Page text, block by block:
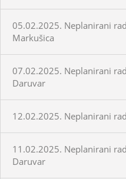
05.02.2025. Neplanirani
Markušica
07.02.2025. Neplanirani
Daruvar
12.02.2025. Neplanirani
11.02.2025. Neplanirani
Daruvar